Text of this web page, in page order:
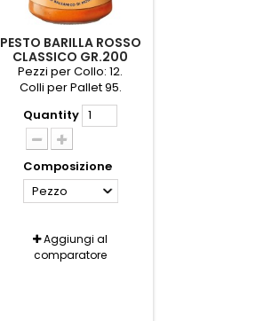
PESTO BARILLA ROSSO
CLASSICO GR.200
Pezzi per Collo: 12.
Colli per Pallet 95.
Quantity
Composizione
Pezzo
Aggiungi al
comparatore